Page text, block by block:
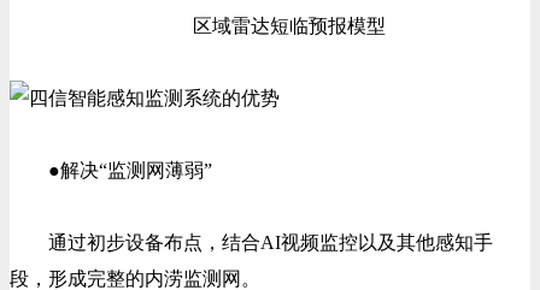
区域雷达短临预报模型
●解决“监测网薄弱”
通过初步设备布点，结合AI视频监控以及其他感知手
段，形成完整的内涝监测网。